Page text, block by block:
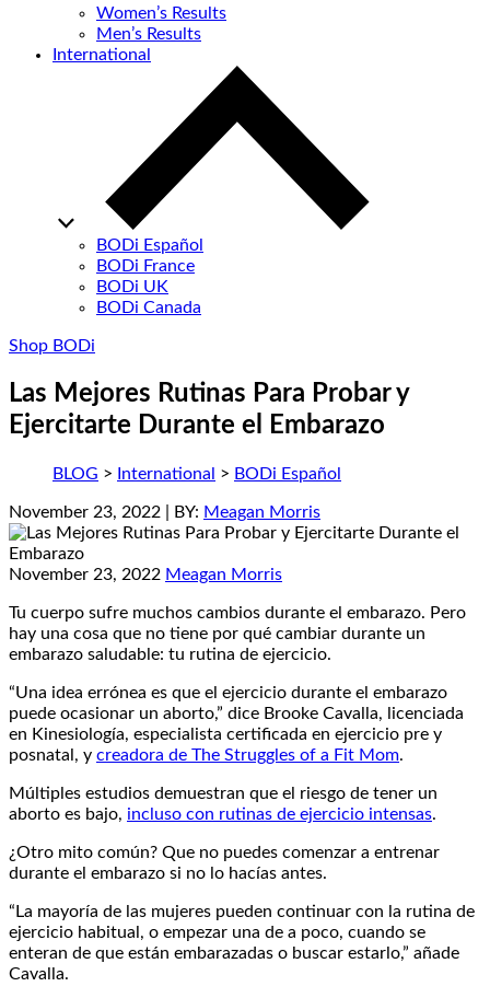
Women’s Results
Men’s Results
International
BODi Español
BODi France
BODi UK
BODi Canada
Shop BODi
Las Mejores Rutinas Para Probar y
Ejercitarte Durante el Embarazo
BLOG > International > BODi Español
November 23, 2022 | BY: Meagan Morris
November 23, 2022 Meagan Morris
Tu cuerpo sufre muchos cambios durante el embarazo. Pero
hay una cosa que no tiene por qué cambiar durante un
embarazo saludable: tu rutina de ejercicio.
“Una idea errónea es que el ejercicio durante el embarazo
puede ocasionar un aborto,” dice Brooke Cavalla, licenciada
en Kinesiología, especialista certificada en ejercicio pre y
posnatal, y creadora de The Struggles of a Fit Mom.
Múltiples estudios demuestran que el riesgo de tener un
aborto es bajo, incluso con rutinas de ejercicio intensas.
¿Otro mito común? Que no puedes comenzar a entrenar
durante el embarazo si no lo hacías antes.
“La mayoría de las mujeres pueden continuar con la rutina de
ejercicio habitual, o empezar una de a poco, cuando se
enteran de que están embarazadas o buscar estarlo,” añade
Cavalla.